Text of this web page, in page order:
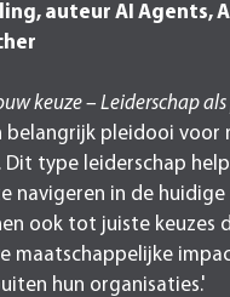
auteur AI Agents,
keuze – Leiderschap
belangrijk pleidooi voor
Dit type leiderschap
navigeren in de
ook tot juiste keuzes
maatschappelijke
hun organisaties.'